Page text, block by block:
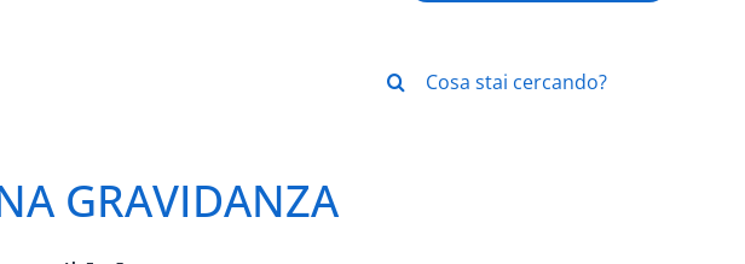
Cerca
GRAVIDANZA